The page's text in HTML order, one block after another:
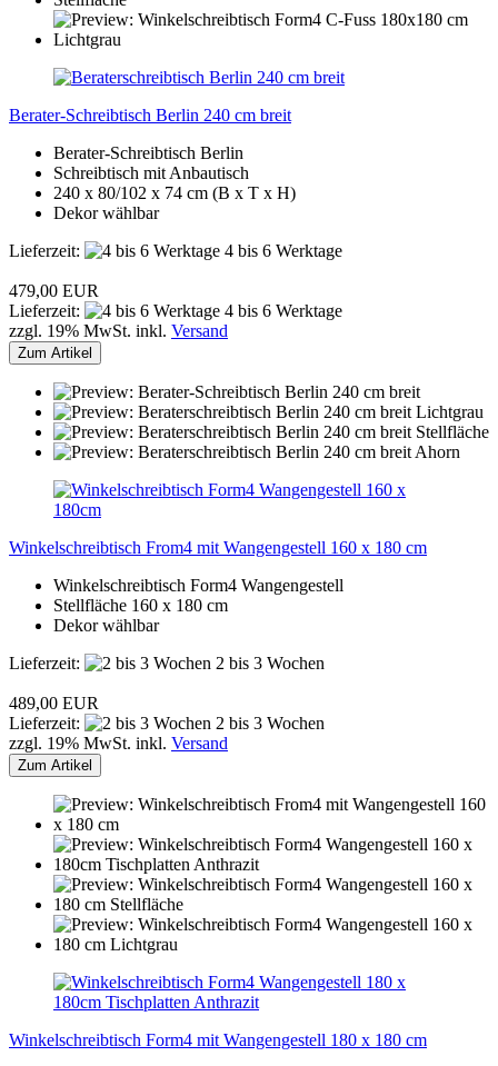
Berater-Schreibtisch Berlin 240 cm breit
Berater-Schreibtisch Berlin
Schreibtisch mit Anbautisch
240 x 80/102 x 74 cm (B x T x H)
Dekor wählbar
Lieferzeit:
4 bis 6 Werktage
479,00 EUR
Lieferzeit:
4 bis 6 Werktage
zzgl. 19% MwSt. inkl. Versand
Zum Artikel
Winkelschreibtisch From4 mit Wangengestell 160 x 180 cm
Winkelschreibtisch Form4 Wangengestell
Stellfläche 160 x 180 cm
Dekor wählbar
Lieferzeit:
2 bis 3 Wochen
489,00 EUR
Lieferzeit:
2 bis 3 Wochen
zzgl. 19% MwSt. inkl. Versand
Zum Artikel
Winkelschreibtisch Form4 mit Wangengestell 180 x 180 cm